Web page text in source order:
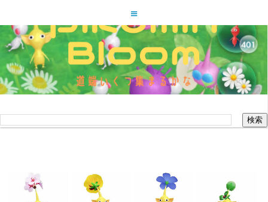
ピクミンブルーム道端いくつ集
まるかな